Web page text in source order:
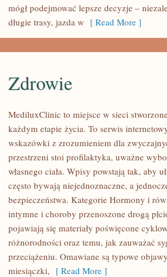
mógł podejmować lepsze decyzje –
długie trasy, jazda w [ Read More ]
ZDROWIE
Zdrowie
MediluxClinic to miejsce w sieci
każdym etapie życia. To serwis
wskazówki z zrozumieniem dla
przestrzeni stoi profilaktyka, uważne
własnego ciała. Wpisy powstają tak, aby
często bywają niejednoznaczne, a
bezpieczeństwa. Kategorie Hormony i
intymne i choroby przenoszone drogą
pojawiają się materiały poświęcone
różnorodności oraz temu, jak zauważać
przeciążeniu. Omawiane są typowe
miesiączki, [ Read More ]